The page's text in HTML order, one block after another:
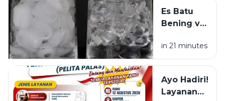
Es Batu
Bening vs
Putih, Apa
Bedanya?
in 21 minutes
Ayo Hadiri!
Layanan